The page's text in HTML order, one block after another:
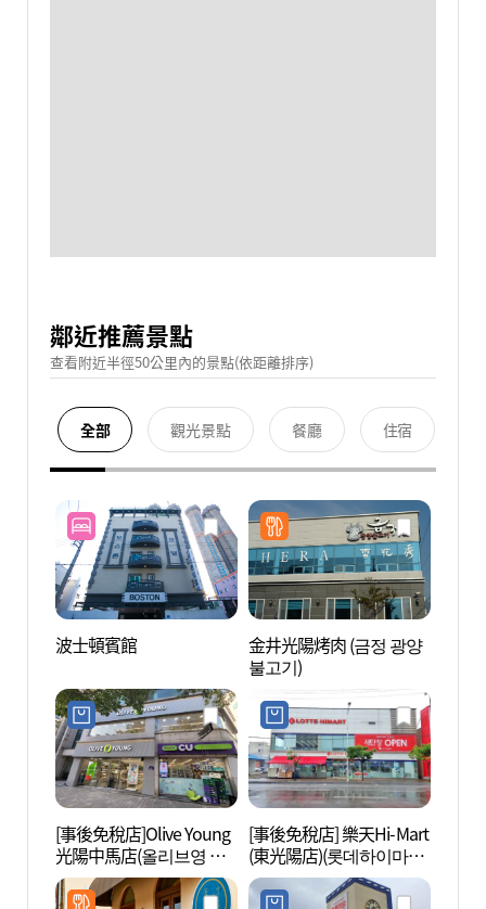
鄰近推薦景點
查看附近半徑50公里內的景點(依距離排序)
全部 觀光景點 餐廳 住宿
波士頓賓館
金井光陽烤肉 (금정 광양
불고기)
[事後免稅店]Olive Young
光陽中馬店(올리브영 광
양중마점)
[事後免稅店] 樂天Hi-Mart
(東光陽店)(롯데하이마트
동광양점)